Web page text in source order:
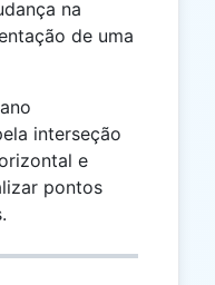
na
de uma
interseção
e
pontos